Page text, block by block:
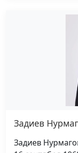
Задиев
Задиев